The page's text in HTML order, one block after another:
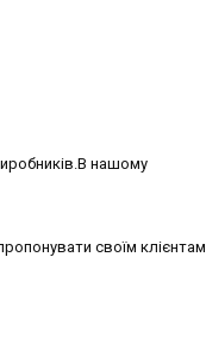
нашому
своїм клієнтам